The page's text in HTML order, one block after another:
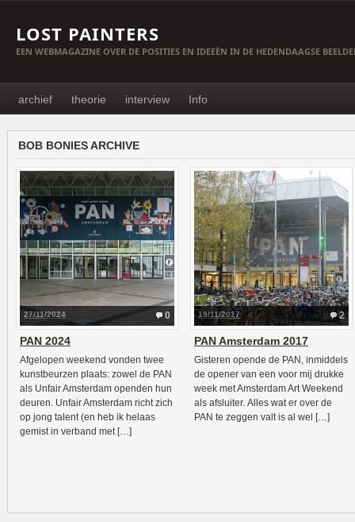
LOST PAINTERS
EEN WEBMAGAZINE OVER DE POSITIES EN IDEEËN IN DE HEDENDAAGSE
archief theorie interview Info
BOB BONIES ARCHIVE
0
27/11/2024
PAN 2024
Afgelopen weekend vonden twee
kunstbeurzen plaats: zowel de PAN
als Unfair Amsterdam openden hun
deuren. Unfair Amsterdam richt zich
op jong talent (en heb ik helaas
gemist in verband met […]
2
19/11/2017
PAN Amsterdam 2017
Gisteren opende de PAN, inmiddels
de opener van een voor mij drukke
week met Amsterdam Art Weekend
als afsluiter. Alles wat er over de
PAN te zeggen valt is al wel […]